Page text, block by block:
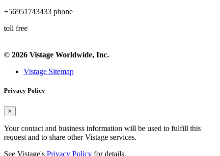
+56951743433 phone
toll free
© 2026 Vistage Worldwide, Inc.
Vistage Sitemap
Privacy Policy
×
Your contact and business information will be used to fulfill this
request and to share other Vistage services.
See Vistage's Privacy Policy for details.